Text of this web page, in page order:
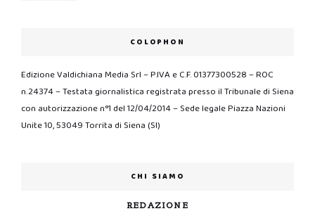
COLOPHON
Edizione Valdichiana Media Srl – P.IVA e C.F. 01377300528 – ROC
n.24374 – Testata giornalistica registrata presso il Tribunale di Siena
con autorizzazione n°1 del 12/04/2014 – Sede legale Piazza Nazioni
Unite 10, 53049 Torrita di Siena (SI)
CHI SIAMO
REDAZIONE